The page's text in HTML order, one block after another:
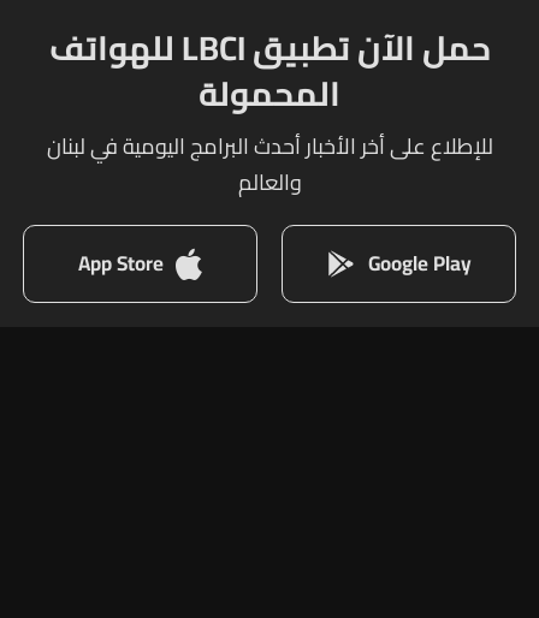
حمل الآن تطبيق LBCI للهواتف
المحمولة
للإطلاع على أخر الأخبار أحدث البرامج اليومية في لبنان
والعالم
Google Play
App Store